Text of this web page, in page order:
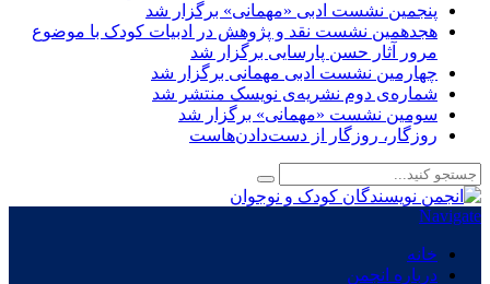
پنجمین نشست ادبی «مهمانی» برگزار شد
هجدهمین نشست نقد و پژوهش در ادبیات کودک با موضوع
مرور آثار حسن پارسایی برگزار شد
چهارمین نشست ادبی مهمانی برگزار شد
شماره‌ی دوم نشریه‌ی نویسک منتشر شد
سومین نشست «مهمانی» برگزار شد
روزگار، روزگار از دست‌دادن‌هاست
Navigate
خانه
درباره انجمن